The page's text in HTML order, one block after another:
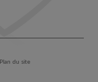
Plan du site